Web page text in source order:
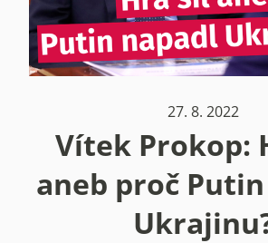
27. 8. 2022
Vítek Prokop:
aneb proč